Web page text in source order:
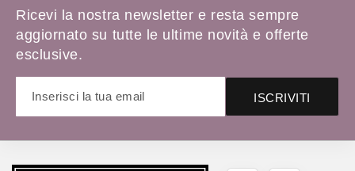
Ricevi la nostra newsletter e resta sempre
aggiornato su tutte le ultime novità e offerte
esclusive.
ISCRIVITI